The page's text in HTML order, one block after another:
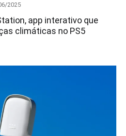
2025
app interativo que
climáticas no PS5